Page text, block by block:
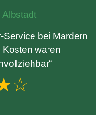
Albstadt
Service bei Mardern
Kosten waren